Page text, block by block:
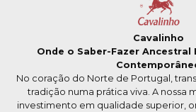
Cavalinho
Onde o Saber-Fazer Ancestral
No coração do Norte de Portugal,
tradição numa prática viva. A nossa
investimento em qualidade superior,